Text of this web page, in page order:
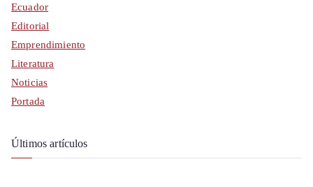
Ecuador
Editorial
Emprendimiento
Literatura
Noticias
Portada
Últimos artículos